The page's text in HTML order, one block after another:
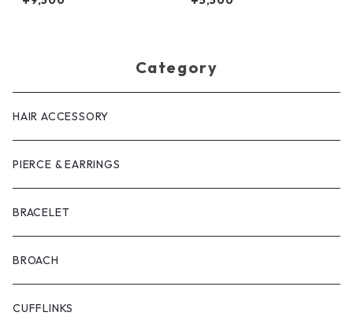
Category
HAIR ACCESSORY
PIERCE & EARRINGS
BRACELET
BROACH
CUFFLINKS